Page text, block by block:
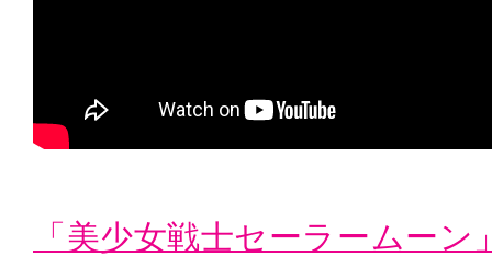
「美少女戦士セーラームーン